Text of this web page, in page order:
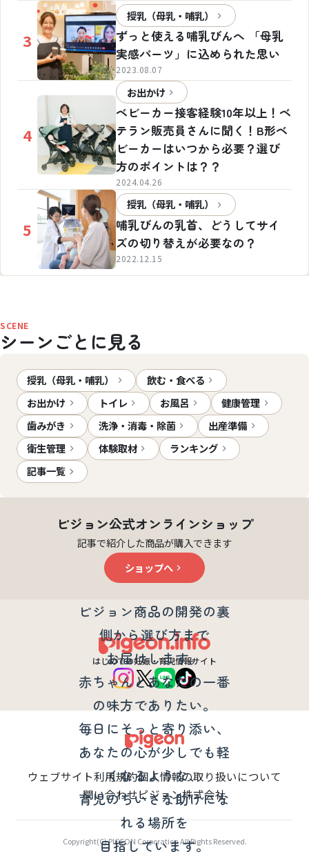
3
授乳（母乳・哺乳）
ずっと使える哺乳びんへ 「母乳
実感パーツ」に込められた思い
2023.08.07
4
お出かけ
ベビーカー接客経験10年以上！ベ
テラン販売員さんに聞く！B形ベ
ビーカーはいつから必要？選び
方のポイントは？？
2024.04.26
5
授乳（母乳・哺乳）
哺乳びんの乳首、どうしてサイ
ズの切り替えが必要なの？
2022.12.15
SCENE
シーンごとに見る
授乳（母乳・哺乳）
飲む・食べる
お出かけ
トイレ お風呂
健康管理
歯みがき
洗浄・消毒・除菌
出産準備
衛生管理
体験取材
ランキング
記事一覧
ピジョン公式オンラインショップ
記事で紹介した商品が購入できます
ショップへ
ピジョンベビーノートについて
ピジョン商品の開発の裏
側から選び方まで
お届けします。
赤ちゃんとあなたの一番
の味方でありたい。
毎日にそっと寄り添い、
あなたの心が少しでも軽
くなるような、
育児のちいさな助けにな
れる場所を
目指しています。
はじめての妊娠・育児情報サイト
ウェブサイト利用規約個人情報の取り扱いについて
問い合わせピジョン株式会社
Copyright(C) PIGEON Corporation All Rights Reserved.